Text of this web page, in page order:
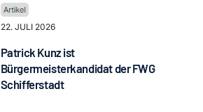
22. JULI 2026
Patrick Kunz ist
Bürgermeisterkandidat der FWG
Schifferstadt